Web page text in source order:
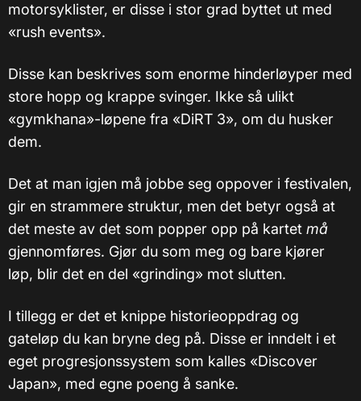
motorsyklister, er disse i stor grad byttet ut med
«rush events».
Disse kan beskrives som enorme hinderløyper med
store hopp og krappe svinger. Ikke så ulikt
«gymkhana»-løpene fra «DiRT 3», om du husker
dem.
Det at man igjen må jobbe seg oppover i festivalen,
gir en strammere struktur, men det betyr også at
det meste av det som popper opp på kartet må
gjennomføres. Gjør du som meg og bare kjører
løp, blir det en del «grinding» mot slutten.
I tillegg er det et knippe historieoppdrag og
gateløp du kan bryne deg på. Disse er inndelt i et
eget progresjonssystem som kalles «Discover
Japan», med egne poeng å sanke.